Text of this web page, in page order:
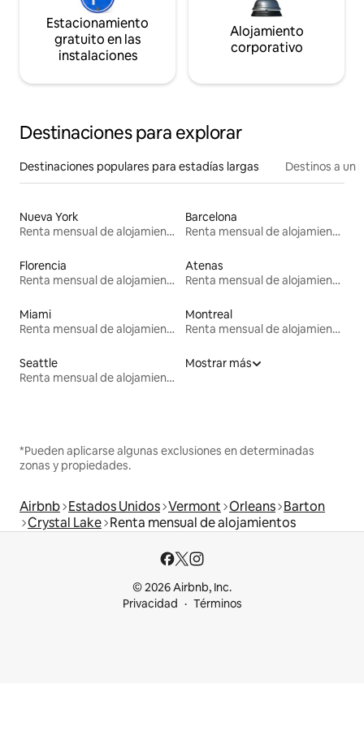
Estacionamiento
gratuito en las
instalaciones
Alojamiento
corporativo
Destinaciones para explorar
Destinaciones populares para estadías largas Destinos a un
Nueva York
Renta mensual de alojamientos
Barcelona
Renta mensual de alojamientos
Florencia
Renta mensual de alojamientos
Atenas
Renta mensual de alojamientos
Miami
Renta mensual de alojamientos
Montreal
Renta mensual de alojamientos
Seattle
Renta mensual de alojamientos
Mostrar más
*Pueden aplicarse algunas exclusiones en determinadas
zonas y propiedades.
Airbnb Estados Unidos Vermont Orleans Barton
Crystal Lake Renta mensual de alojamientos
© 2026 Airbnb, Inc.
Privacidad
Términos